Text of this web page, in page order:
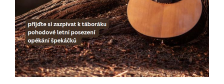
identifikátorů,
které ukazují
na konkrétní
uživatelé
našeho webu.
Pokud
vypnete